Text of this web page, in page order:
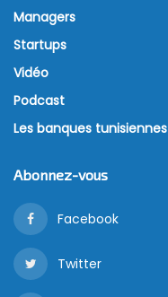
Managers
Startups
Vidéo
Podcast
Les banques tunisiennes
Abonnez-vous
Facebook
Twitter